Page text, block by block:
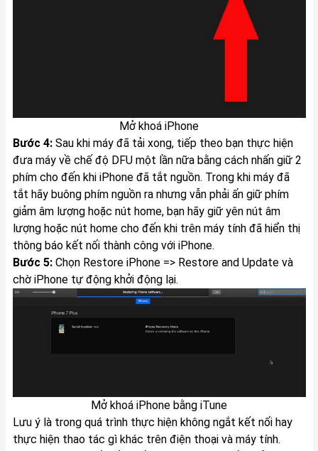
Mở khoá iPhone
Bước 4:Sau khi máy đã tải xong, tiếp theo bạn thực hiện
đưa máy về chế độ DFU một lần nữa bằng cách nhấn giữ 2
phím cho đến khi iPhone đã tắt nguồn. Trong khi máy đã
tắt hãy buông phím nguồn ra nhưng vẫn phải ấn giữ phím
giảm âm lượng hoặc nút home, bạn hãy giữ yên nút âm
lượng hoặc nút home cho đến khi trên máy tính đã hiển thị
thông báo kết nối thành công với iPhone.
Bước 5:Chọn Restore iPhone => Restore and Update và
chờ iPhone tự động khởi động lại.
Mở khoá iPhone bằng iTune
Lưu ý là trong quá trình thực hiện không ngắt kết nối hay
thực hiện thao tác gì khác trên điện thoại và máy tính.